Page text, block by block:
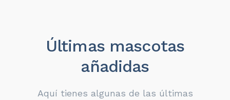
Últimas mascotas
añadidas
Aquí tienes algunas de las últimas